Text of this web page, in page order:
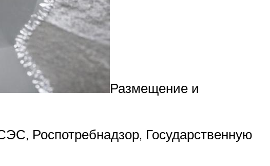
Размещение и
Роспотребнадзор, Государственную